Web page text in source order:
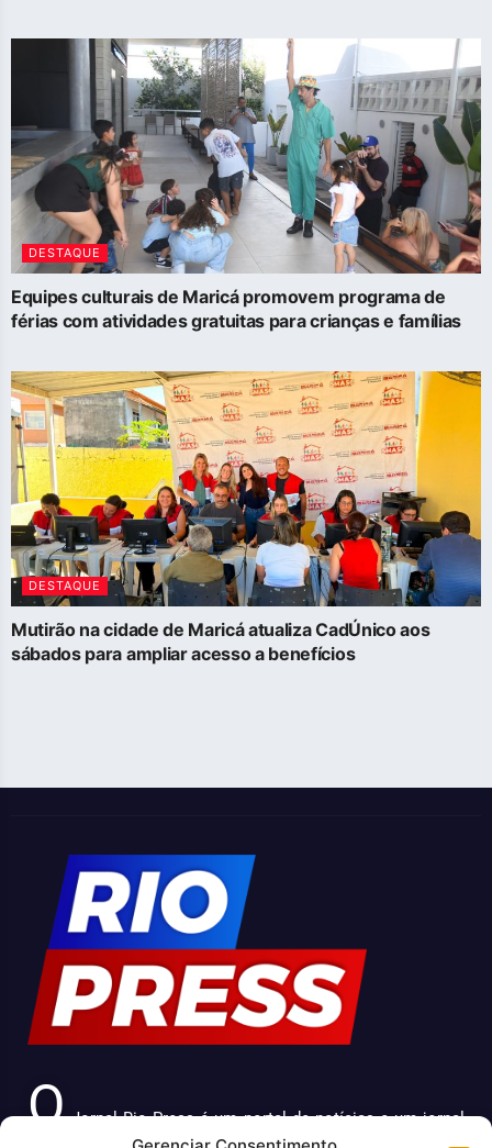
DESTAQUE
Equipes culturais de Maricá promovem programa de
férias com atividades gratuitas para crianças e famílias
DESTAQUE
Mutirão na cidade de Maricá atualiza CadÚnico aos
sábados para ampliar acesso a benefícios
O Jornal Rio Press é um portal de notícias e um jornal